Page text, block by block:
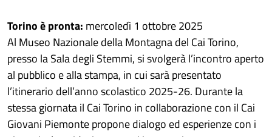
Torino è pronta: mercoledì 1 ottobre 2025
Al Museo Nazionale della Montagna del Cai Torino,
presso la Sala degli Stemmi, si svolgerà l’incontro aperto
al pubblico e alla stampa, in cui sarà presentato
l’itinerario dell’anno scolastico 2025-26. Durante la
stessa giornata il Cai Torino in collaborazione con il Cai
Giovani Piemonte propone dialogo ed esperienze con i